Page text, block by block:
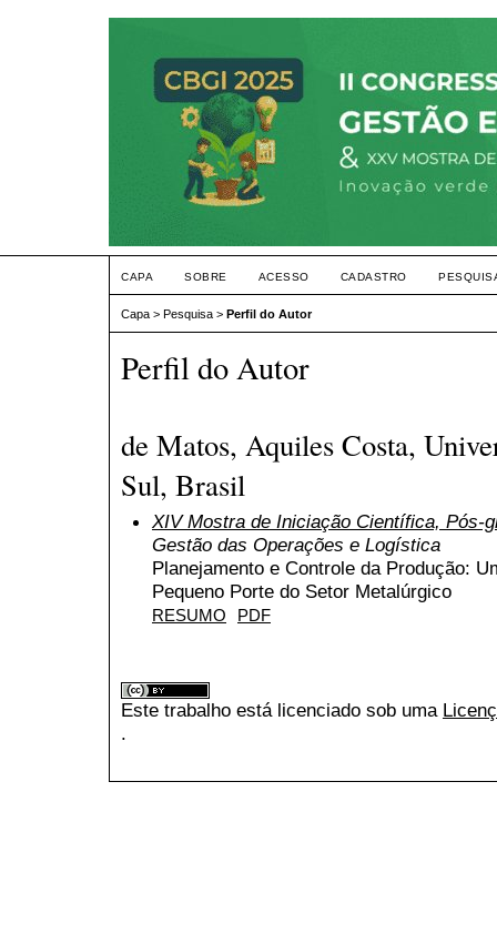
CAPA SOBRE ACESSO CADASTRO
Capa > Pesquisa > Perfil do Autor
Perfil do Autor
de Matos, Aquiles Costa,
Sul, Brasil
XIV Mostra de Iniciação Científica, Pós-
Gestão das Operações e Logística
Planejamento e Controle da Produção:
Pequeno Porte do Setor Metalúrgico
RESUMO PDF
Este trabalho está licenciado sob uma
.